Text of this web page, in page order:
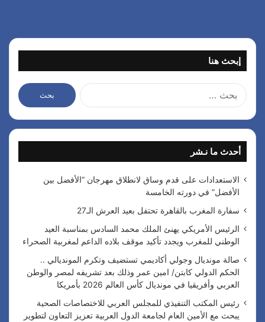
إبحث هنا
ن
:
أحدث ما نـشر
الاستعدادات على قدم وساق لانطلاق مهرجان “الأفضل بين
الأفضل” في دورته الخامسة
سفارة المغرب بالقاهرة تحتفل بعيد العرش الـ27
الرئيس الأمريكي يهنئ الملك محمد السادس بمناسبة العيد
الوطني للمغرب ويجدد تأكيد موقف بلاده الداعم لمغربية الصحراء
صالة مونديال وجولي أكاديمي تستضيف وتكرم المونديالي ..
الحكم الدولي كابتن/ امين عمر وذلك بعد تشريفه لمصر والوطن
العربي وأفريقيا في مونديال كأس العالم 2026 بأمريكا
رئيس المكتب التنفيذي للمجلس العربي للاختصاصات الصحية
يبحث مع الأمين العام لجامعة الدول العربية تعزيز التعاون لتطوير